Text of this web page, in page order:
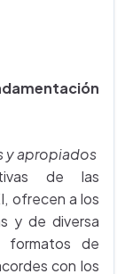
y apropiados
de las
ofrecen a los
y de diversa
formatos de
con los